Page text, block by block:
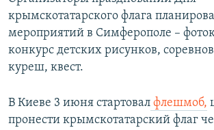
крымскотатарского флага
мероприятий в Симферополе –
конкурс детских рисунков,
куреш, квест.
В Киеве 3 июня стартовал флешмоб,
пронести крымскотатарский флаг